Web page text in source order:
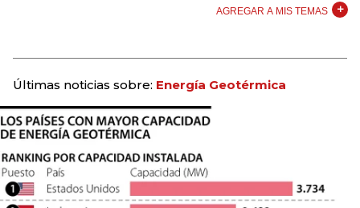
AGREGAR A MIS TEMAS
Últimas noticias sobre: Energía Geotérmica